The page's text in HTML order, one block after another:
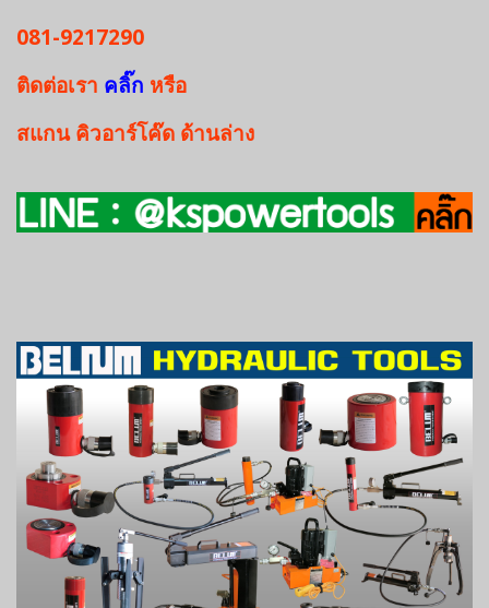
081-9217290
ติดต่อเรา คลิ๊ก หรือ
สแกนคิวอาร์โค๊ด ด้านล่าง